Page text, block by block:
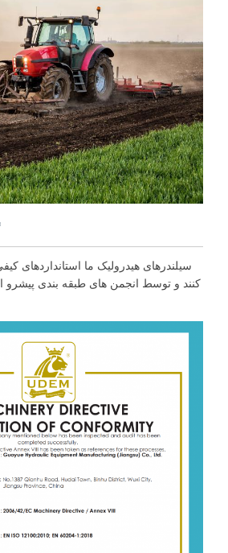
سیلندرهای هیدرولیک ما استانداردهای کیفی